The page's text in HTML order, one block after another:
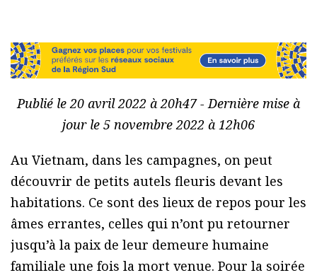
Publié le 20 avril 2022 à 20h47 - Dernière mise à
jour le 5 novembre 2022 à 12h06
Au Vietnam, dans les campagnes, on peut
découvrir de petits autels fleuris devant les
habitations. Ce sont des lieux de repos pour les
âmes errantes, celles qui n’ont pu retourner
jusqu’à la paix de leur demeure humaine
familiale une fois la mort venue. Pour la soirée